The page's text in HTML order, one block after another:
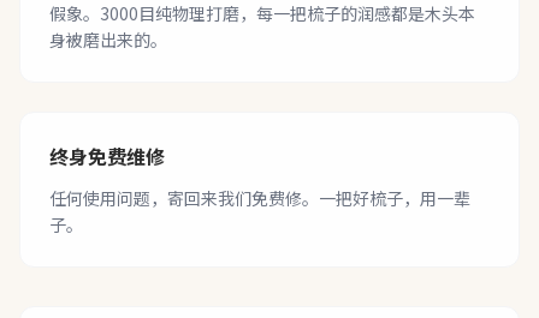
假象。3000目纯物理打磨，每一把梳子的润感都是木头本
身被磨出来的。
终身免费维修
任何使用问题，寄回来我们免费修。一把好梳子，用一辈
子。